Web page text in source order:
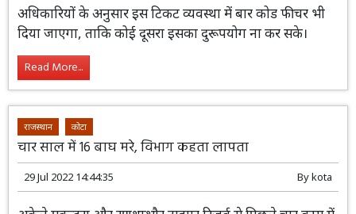
अधिकारियों के अनुसार इस टिकट व्यवस्था में बार कोड फीचर भी
दिया जाएगा, ताकि कोई दूसरा इसका दुरूपयोग ना कर सके।
Read More...
राजस्थान कोटा
चार साल में 16 बाघ मरे, विभाग कहता लापता
29 Jul 2022 14:44:35 Bykota